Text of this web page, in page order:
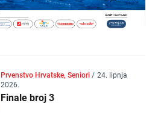
Prvenstvo Hrvatske, Seniori / 24. lipnja
2026.
Finale broj 3